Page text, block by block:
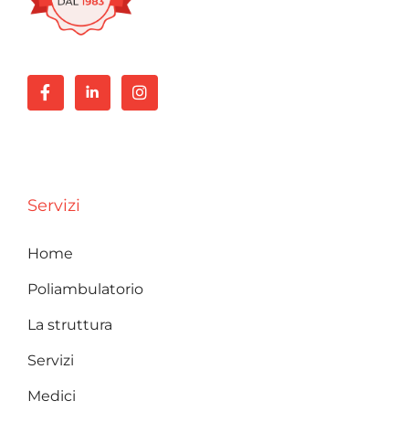
Servizi
Home
Poliambulatorio
La struttura
Servizi
Medici